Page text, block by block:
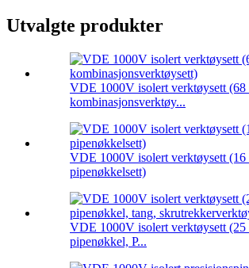
Utvalgte produkter
VDE 1000V isolert verktøysett (68
kombinasjonsverktøy...
VDE 1000V isolert verktøysett (16
pipenøkkelsett)
VDE 1000V isolert verktøysett (25
pipenøkkel, P...